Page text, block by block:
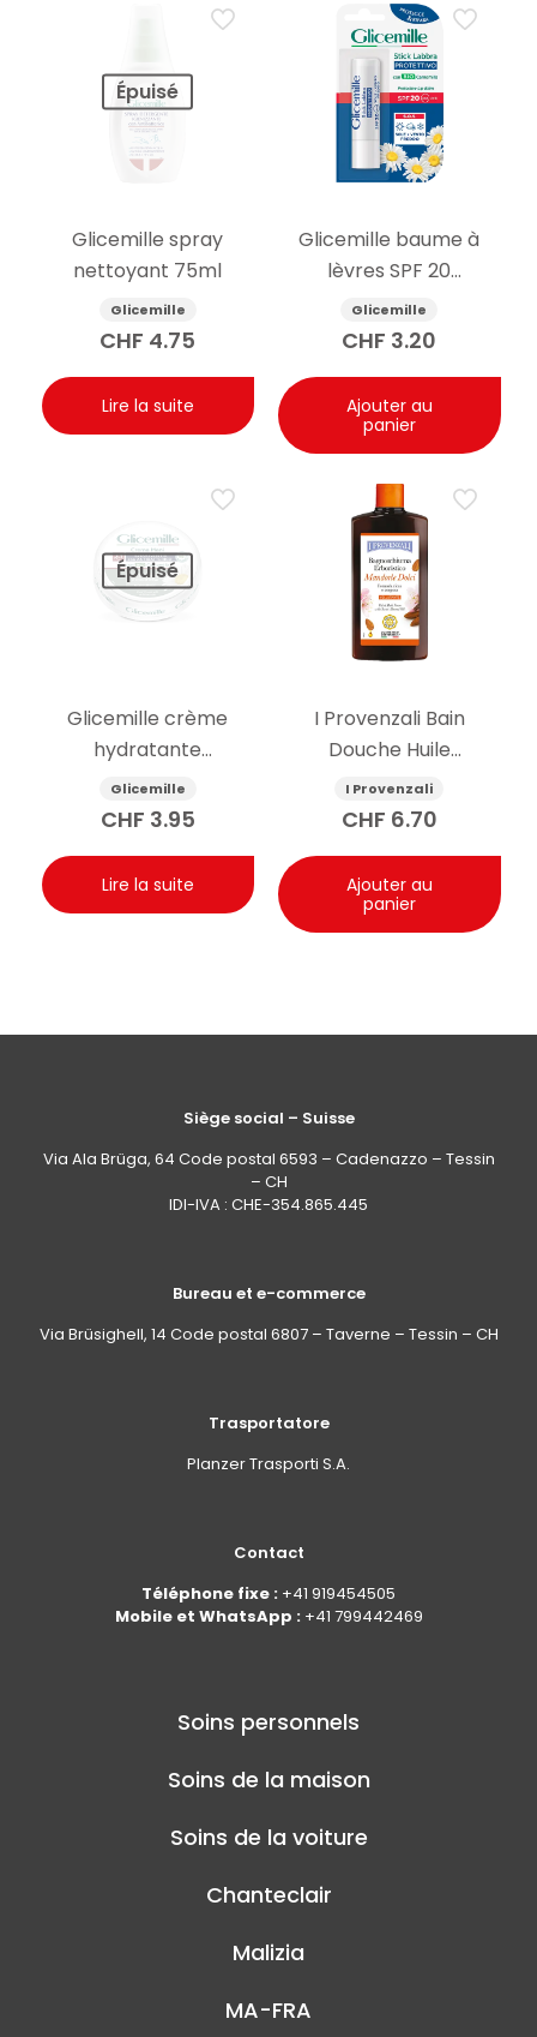
Épuisé
Glicemille spray
nettoyant 75ml
Glicemille
CHF 4.75
Lire la suite
Glicemille baume à
lèvres SPF 20
protecteur 5.5g
Glicemille
CHF 3.20
Ajouter au
panier
Épuisé
Glicemille crème
hydratante
antibactérienne pour
les mains avec
Glicemille
CHF 3.95
Lire la suite
I Provenzali Bain
Douche Huile
d’Amande Douce
400ml
I Provenzali
CHF 6.70
Ajouter au
panier
Siège social – Suisse
Via Ala Brüga, 64 Code postal 6593 – Cadenazzo – Tessin
– CH
IDI-IVA : CHE-354.865.445
Bureau et e-commerce
Via Brüsighell, 14 Code postal 6807 – Taverne – Tessin – CH
Trasportatore
Planzer Trasporti S.A.
Contact
Téléphone fixe : +41 919454505
Mobile et WhatsApp : +41 799442469
Soins personnels
Soins de la maison
Soins de la voiture
Chanteclair
Malizia
MA-FRA